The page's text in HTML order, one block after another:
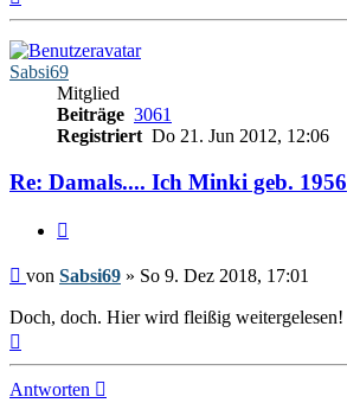
Sabsi69
Mitglied
Beiträge 3061
Registriert Do 21. Jun 2012, 12:06
Re: Damals.... Ich Minki geb. 1956
Beitrag
von Sabsi69 » So 9. Dez 2018, 17:01
Doch, doch. Hier wird fleißig weitergelesen!
Antworten